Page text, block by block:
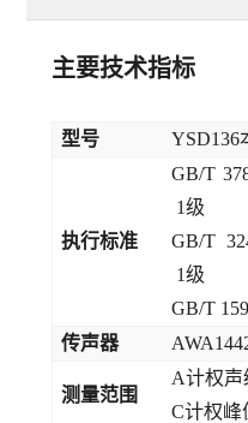
主要技术指标
型号 YSD136
执行标准
GB/T
1级
GB/T
1级
GB/T
传声器
测量范围
A计权声
C计权峰